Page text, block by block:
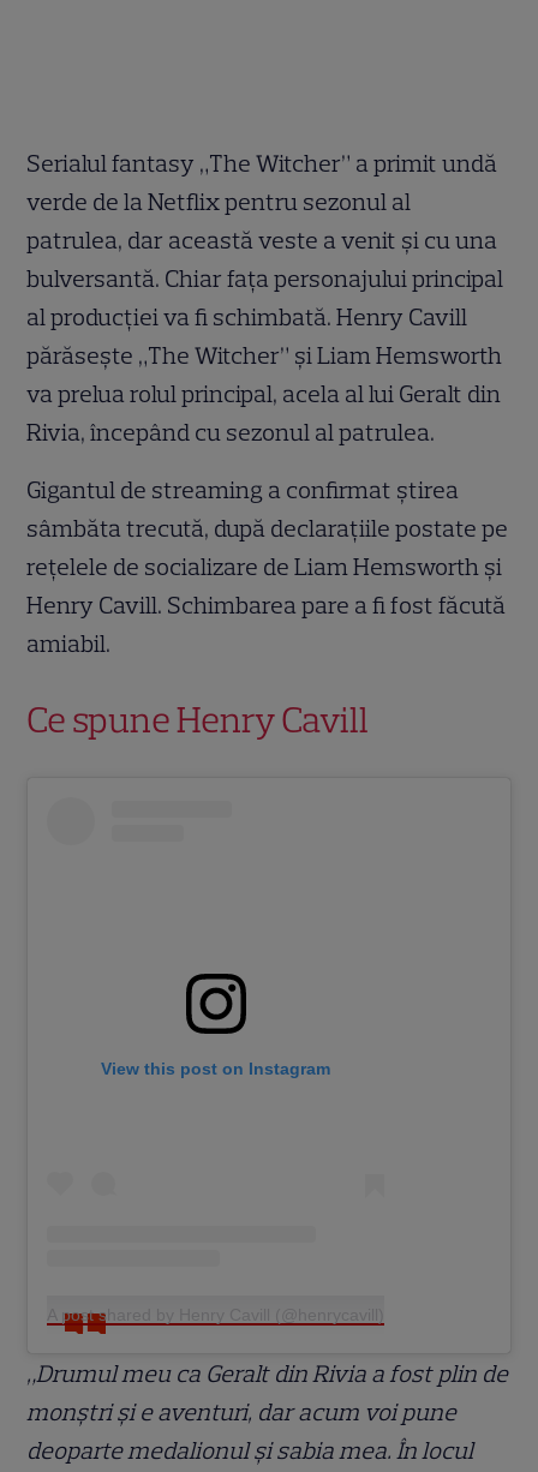
Serialul fantasy „The Witcher” a primit undă
verde de la Netflix pentru sezonul al
patrulea, dar această veste a venit și cu una
bulversantă. Chiar fața personajului principal
al producției va fi schimbată. Henry Cavill
părăsește „The Witcher” și Liam Hemsworth
va prelua rolul principal, acela al lui Geralt din
Rivia, începând cu sezonul al patrulea.
Gigantul de streaming a confirmat știrea
sâmbăta trecută, după declarațiile postate pe
rețelele de socializare de Liam Hemsworth și
Henry Cavill. Schimbarea pare a fi fost făcută
amiabil.
Ce spune Henry Cavill
View this post on Instagram
A post shared by Henry Cavill (@henrycavill)
„Drumul meu ca Geralt din Rivia a fost plin de
monștri și e aventuri, dar acum voi pune
deoparte medalionul și sabia mea. În locul